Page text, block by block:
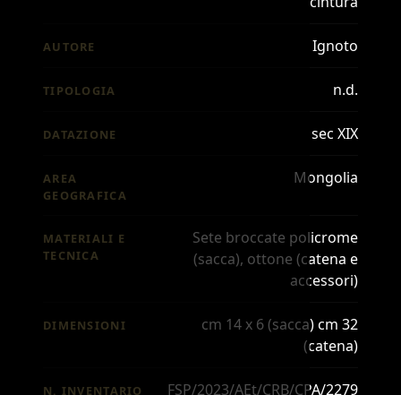
AUTORE Ignoto
TIPOLOGIA n.d.
DATAZIONE sec XIX
AREA
GEOGRAFICA
Mongolia
MATERIALI E
TECNICA
Sete broccate policrome
(sacca), ottone (catena e
accessori)
DIMENSIONI
cm 14 x 6 (sacca) cm 32
(catena)
N. INVENTARIO FSP/2023/AEt/CRB/CPA/2279